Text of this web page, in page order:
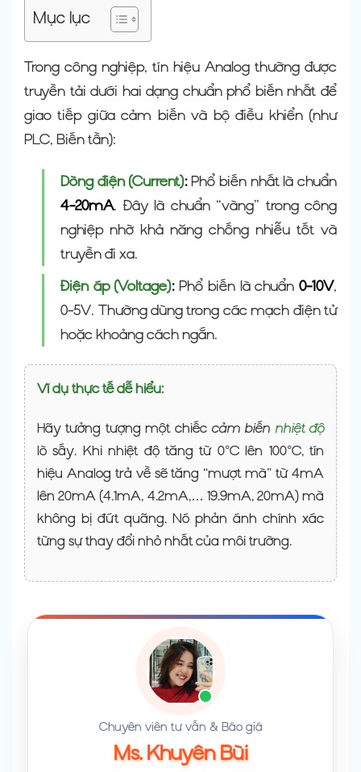
Mục lục
Trong công nghiệp, tín hiệu Analog thường được
truyền tải dưới hai dạng chuẩn phổ biến nhất để
giao tiếp giữa cảm biến và bộ điều khiển (như
PLC, Biến tần):
Dòng điện (Current):Phổ biến nhất là chuẩn
4-20mA. Đây là chuẩn “vàng” trong công
nghiệp nhờ khả năng chống nhiễu tốt và
truyền đi xa.
Điện áp (Voltage):Phổ biến là chuẩn0-10V,
0-5V. Thường dùng trong các mạch điện tử
hoặc khoảng cách ngắn.
Ví dụ thực tế dễ hiểu:
Hãy tưởng tượng một chiếc cảm biến nhiệt độ
lò sấy. Khi nhiệt độ tăng từ 0°C lên 100°C, tín
hiệu Analog trả về sẽ tăng “mượt mà” từ 4mA
lên 20mA (4.1mA, 4.2mA,… 19.9mA, 20mA) mà
không bị đứt quãng. Nó phản ánh chính xác
từng sự thay đổi nhỏ nhất của môi trường.
Chuyên viên tư vấn & Báo giá
Ms. Khuyên Bùi